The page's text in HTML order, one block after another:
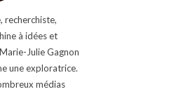
recherchiste,
à idées et
Julie Gagnon
une exploratrice.
médias